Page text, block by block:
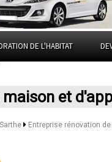
DE L'HABITAT
et
Entreprise rénovation